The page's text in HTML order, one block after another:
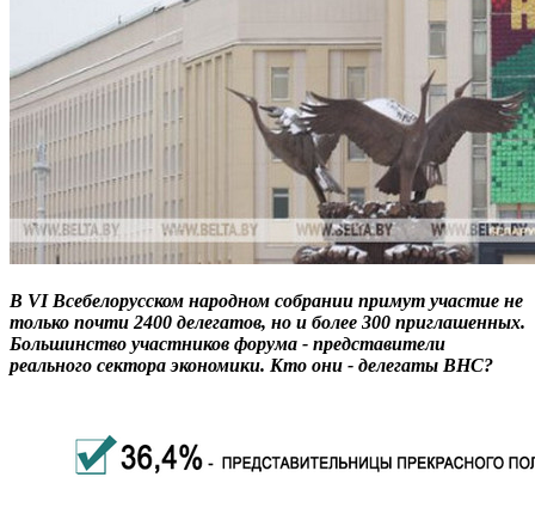
В VI Всебелорусском народном собрании примут участие не
только почти 2400 делегатов, но и более 300 приглашенных.
Большинство участников форума - представители
реального сектора экономики. Кто они - делегаты ВНС?